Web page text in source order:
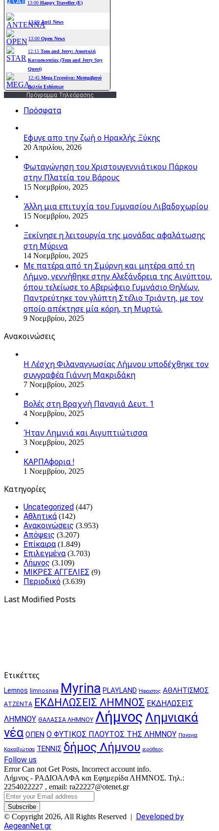
Πρόγραμμα Τηλεόρασης
Πρόσφατα
Εφυγε απο την ζωή o Ηρακλής Ξύκης
20 Απριλίου, 2026
Φωταγώγηση του Χριστουγεννιάτικου Πάρκου
στην Πλατεία του Βάρους
15 Νοεμβρίου, 2025
Άλλη μια επιτυχία του Γυμνασίου Λιβαδοχωρίου
15 Νοεμβρίου, 2025
Ξεκίνησε η λειτουργία της μονάδας αφαλάτωσης
στη Μύρινα
14 Νοεμβρίου, 2025
Με πατέρα από τη Σμύρνη και μητέρα από τη
Λήμνο, γεννήθηκε στην Αλεξάνδρεια της Αιγύπτου,
όπου τελείωσε το Αβερώφειο Γυμνάσιο Θηλέων.
Παντρεύτηκε τον γλύπτη Στέλιο Τριάντη, με τον
οποίο απέκτησε μία κόρη, τη Μυρτώ.
9 Νοεμβρίου, 2025
Ανακοινώσεις
Η Λέσχη Φιλαναγνωσίας Λήμνου υποδέχθηκε τον
συγγραφέα Γιάννη Μακριδάκη
7 Νοεμβρίου, 2025
Βολές στη Βραχνή Παναγιά Δευτ. 1
4 Νοεμβρίου, 2025
Ήταν Λημνιά και Αιγυπτιώτισσα
3 Νοεμβρίου, 2025
ΚΑΡΠΑφορια !
1 Νοεμβρίου, 2025
Kατηγορίες
Uncategorized (447)
Αθλητικά (142)
Ανακοινώσεις (3.953)
Απόψεις (3.207)
Επίκαιρα (1.849)
Επιλεγμένα (3.703)
Λήμνος (3.109)
ΜΙΚΡΕΣ ΑΓΓΕΛΙΕΣ (9)
Περιοδικό (3.639)
Last Modified Posts
Ετικέττες
Lemnos limnosnea Myrina PLAYLAND Ήφαιστος ΑΘΛΗΤΙΣΜΟΣ
ΑΤΖΕΝΤΑ ΕΚΔΗΛΩΣΕΙΣ ΛΗΜΝΟΣ ΕΚΔΗΛΩΣΕΙΣ
ΛΗΜΝΟΥ ΘΑΛΑΣΣΑ ΛΗΜΝΟΥ Λήμνος Λημνιακά
νέα ΟΠΕΝ Ο ΦΥΤΙΚΟΣ ΠΛΟΥΤΟΣ ΤΗΣ ΛΗΜΝΟΥ Παναγια
Κακαβιώτισα ΤΕΝΝΙΣ δήμος Λήμνου ιερόθεος
Follow us
Error Can not Get Posts, Incorrect account info.
Λήμνος - ΡΑΔΙΟΑΛΦΑ και Εφημερίδα ΛΗΜΝΟΣ. Τηλ.:
2254022227 , email: ra22227@otenet.gr
Enter
your
Email
address
© Copyright 2026, All Rights Reserved | Developed by
AegeanNet.gr